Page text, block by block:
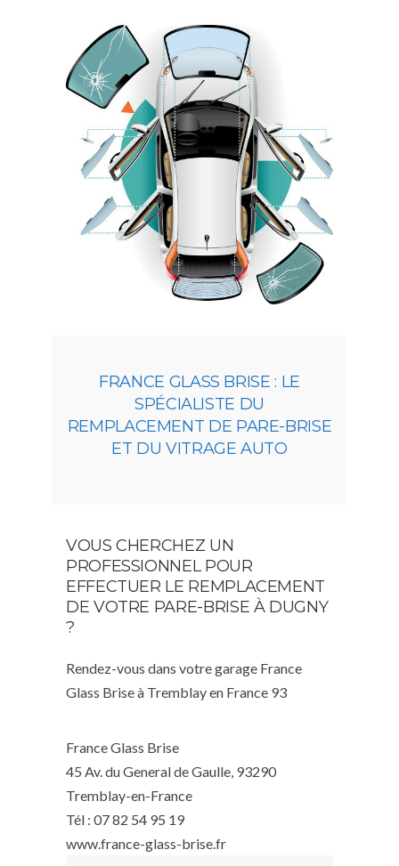
FRANCE GLASS BRISE : LE
SPÉCIALISTE DU
REMPLACEMENT DE PARE-BRISE
ET DU VITRAGE AUTO
VOUS CHERCHEZ UN
PROFESSIONNEL POUR
EFFECTUER LE REMPLACEMENT
DE VOTRE PARE-BRISE À DUGNY
?
Rendez-vous dans votre garage France
Glass Brise à Tremblay en France 93
France Glass Brise
45 Av. du General de Gaulle, 93290
Tremblay-en-France
Tél : 07 82 54 95 19
www.france-glass-brise.fr